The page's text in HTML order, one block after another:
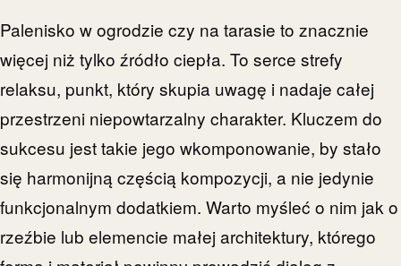
Palenisko w ogrodzie czy na tarasie to znacznie
więcej niż tylko źródło ciepła. To serce strefy
relaksu, punkt, który skupia uwagę i nadaje całej
przestrzeni niepowtarzalny charakter. Kluczem do
sukcesu jest takie jego wkomponowanie, by stało
się harmonijną częścią kompozycji, a nie jedynie
funkcjonalnym dodatkiem. Warto myśleć o nim jak o
rzeźbie lub elemencie małej architektury, którego